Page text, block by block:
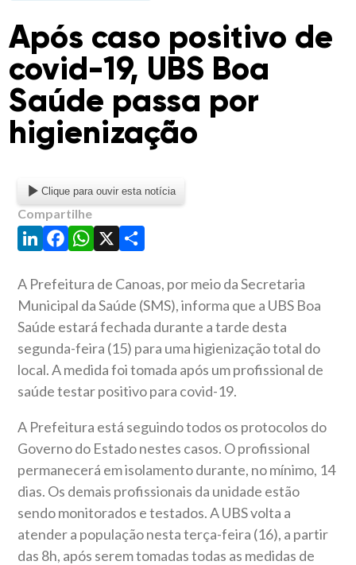
Após caso positivo de
covid-19, UBS Boa
Saúde passa por
higienização
Clique para ouvir esta notícia
Compartilhe
LinkedIn
Facebook
WhatsApp
X Share
A Prefeitura de Canoas, por meio da Secretaria
Municipal da Saúde (SMS), informa que a UBS Boa
Saúde estará fechada durante a tarde desta
segunda-feira (15) para uma higienização total do
local. A medida foi tomada após um profissional de
saúde testar positivo para covid-19.
A Prefeitura está seguindo todos os protocolos do
Governo do Estado nestes casos. O profissional
permanecerá em isolamento durante, no mínimo, 14
dias. Os demais profissionais da unidade estão
sendo monitorados e testados. A UBS volta a
atender a população nesta terça-feira (16), a partir
das 8h, após serem tomadas todas as medidas de